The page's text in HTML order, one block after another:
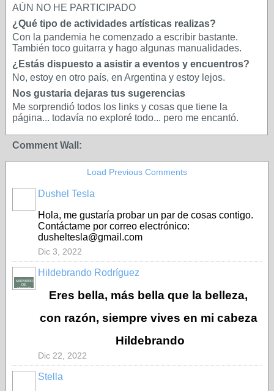
AÚN NO HE PARTICIPADO
¿Qué tipo de actividades artísticas realizas?
Con la pandemia he comenzado a escribir bastante.
También toco guitarra y hago algunas manualidades.
¿Estás dispuesto a asistir a eventos y encuentros?
No, estoy en otro país, en Argentina y estoy lejos.
Nos gustaria dejaras tus sugerencias
Me sorprendió todos los links y cosas que tiene la
página... todavía no exploré todo... pero me encantó.
Comment Wall:
Load Previous Comments
Dushel Tesla
Hola, me gustaría probar un par de cosas contigo.
Contáctame por correo electrónico:
dusheltesla@gmail.com
Dic 3, 2022
MIEMBRO
DE
HONOR
Hildebrando Rodríguez
Eres bella, más bella que la belleza,
con razón, siempre vives en mi cabeza
Hildebrando
Dic 22, 2022
Stella